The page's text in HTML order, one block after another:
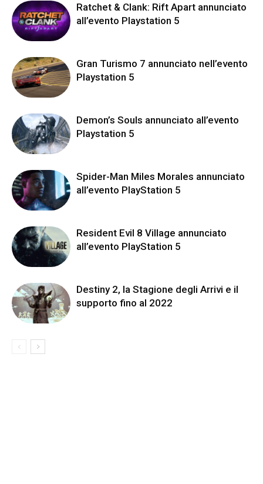
Ratchet & Clank: Rift Apart annunciato
all’evento Playstation 5
Gran Turismo 7 annunciato nell’evento
Playstation 5
Demon’s Souls annunciato all’evento
Playstation 5
Spider-Man Miles Morales annunciato
all’evento PlayStation 5
Resident Evil 8 Village annunciato
all’evento PlayStation 5
Destiny 2, la Stagione degli Arrivi e il
supporto fino al 2022